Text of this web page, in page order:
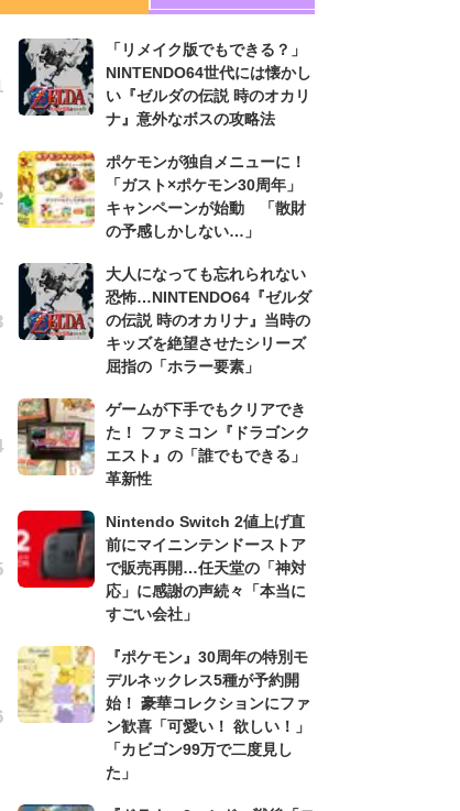
「リメイク版でもできる？」
NINTENDO64世代には懐かし
い『ゼルダの伝説 時のオカリ
ナ』意外なボスの攻略法
ポケモンが独自メニューに！
「ガスト×ポケモン30周年」
キャンペーンが始動 「散財
の予感しかしない…」
大人になっても忘れられない
恐怖…NINTENDO64『ゼルダ
の伝説 時のオカリナ』当時の
キッズを絶望させたシリーズ
屈指の「ホラー要素」
ゲームが下手でもクリアでき
た！ ファミコン『ドラゴンク
エスト』の「誰でもできる」
革新性
Nintendo Switch 2値上げ直
前にマイニンテンドーストア
で販売再開…任天堂の「神対
応」に感謝の声続々「本当に
すごい会社」
『ポケモン』30周年の特別モ
デルネックレス5種が予約開
始！ 豪華コレクションにファ
ン歓喜「可愛い！ 欲しい！」
「カビゴン99万で二度見し
た」